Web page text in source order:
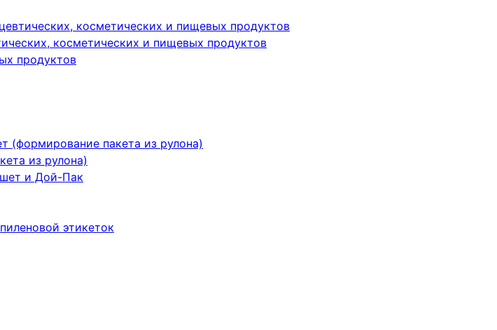
косметических и пищевых продуктов
косметических и пищевых продуктов
продуктов
(формирование пакета из рулона)
из рулона)
и Дой-Пак
этикеток